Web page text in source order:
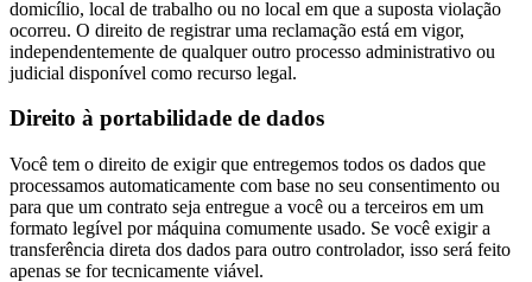
domicílio, local de trabalho ou no local em que a suposta violação
ocorreu. O direito de registrar uma reclamação está em vigor,
independentemente de qualquer outro processo administrativo ou
judicial disponível como recurso legal.
Direito à portabilidade de dados
Você tem o direito de exigir que entregemos todos os dados que
processamos automaticamente com base no seu consentimento ou
para que um contrato seja entregue a você ou a terceiros em um
formato legível por máquina comumente usado. Se você exigir a
transferência direta dos dados para outro controlador, isso será feito
apenas se for tecnicamente viável.